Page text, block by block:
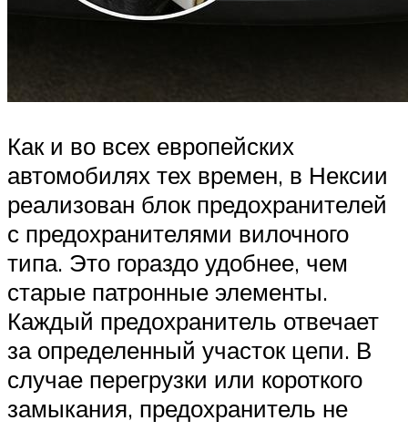
Как и во всех европейских
автомобилях тех времен, в Нексии
реализован блок предохранителей
с предохранителями вилочного
типа. Это гораздо удобнее, чем
старые патронные элементы.
Каждый предохранитель отвечает
за определенный участок цепи. В
случае перегрузки или короткого
замыкания, предохранитель не